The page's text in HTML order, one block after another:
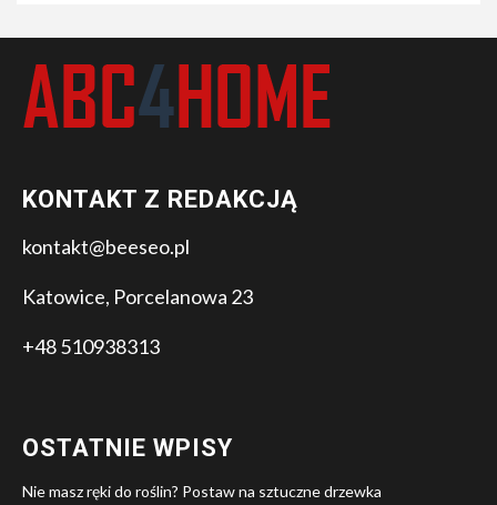
KONTAKT Z REDAKCJĄ
kontakt@beeseo.pl
Katowice, Porcelanowa 23
+48 510938313
OSTATNIE WPISY
Nie masz ręki do roślin? Postaw na sztuczne drzewka